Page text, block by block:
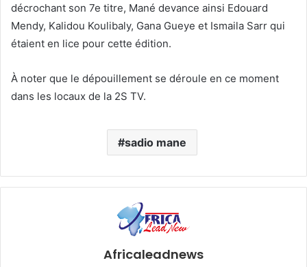
décrochant son 7e titre, Mané devance ainsi Edouard
Mendy, Kalidou Koulibaly, Gana Gueye et Ismaila Sarr qui
étaient en lice pour cette édition.
À noter que le dépouillement se déroule en ce moment
dans les locaux de la 2S TV.
sadio mane
Africaleadnews